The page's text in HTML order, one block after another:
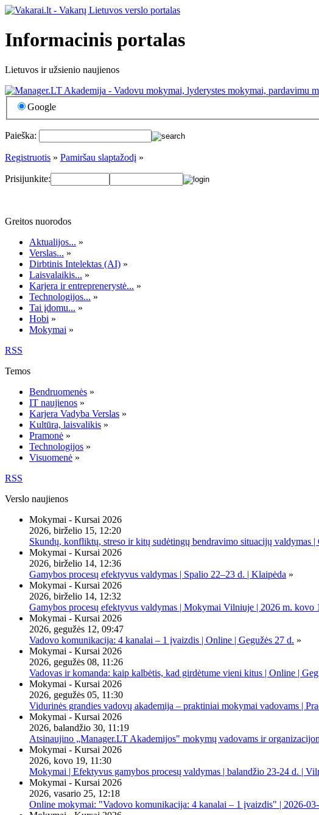
Informacinis portalas
Lietuvos ir užsienio naujienos
Google
Paieška:
Registruotis » Pamiršau slaptažodį »
Prisijunkite:
Greitos nuorodos
Aktualijos... »
Verslas... »
Dirbtinis Intelektas (AI) »
Laisvalaikis... »
Karjera ir entreprenerystė... »
Technologijos... »
Tai įdomu... »
Hobi »
Mokymai »
RSS
Temos
Bendruomenės »
IT naujienos »
Karjera Vadyba Verslas »
Kultūra, laisvalikis »
Pramonė »
Technologijos »
Visuomenė »
RSS
Verslo naujienos
Mokymai - Kursai 2026
2026, birželio 15, 12:20
Skundų, konfliktų, streso ir kitų sudėtingų bendravimo situacijų valdymas |
Mokymai - Kursai 2026
2026, birželio 14, 12:36
Gamybos procesų efektyvus valdymas | Spalio 22–23 d. | Klaipėda »
Mokymai - Kursai 2026
2026, birželio 14, 12:32
Gamybos procesų efektyvus valdymas | Mokymai Vilniuje | 2026 m. kovo
Mokymai - Kursai 2026
2026, gegužės 12, 09:47
Vadovo komunikacija: 4 kanalai – 1 įvaizdis | Online | Gegužės 27 d. »
Mokymai - Kursai 2026
2026, gegužės 08, 11:26
Vadovas ir komanda: kaip kalbėtis, kad girdėtume vieni kitus | Online |
Mokymai - Kursai 2026
2026, gegužės 05, 11:30
Vidurinės grandies vadovų akademija – praktiniai mokymai vadovams |
Mokymai - Kursai 2026
2026, balandžio 30, 11:19
Atsinaujino „Manager.LT Akademijos" mokymų vadovams ir
Mokymai - Kursai 2026
2026, kovo 19, 11:30
Mokymai | Efektyvus gamybos procesų valdymas | balandžio 23-24 d. |
Mokymai - Kursai 2026
2026, vasario 25, 12:18
Online mokymai: "Vadovo komunikacija: 4 kanalai – 1 įvaizdis" | 2026-